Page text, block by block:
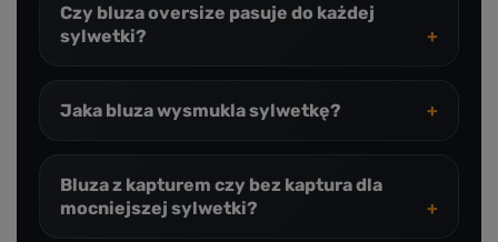
Czy bluza oversize pasuje do każdej
sylwetki?
Jaka bluza wysmukla sylwetkę?
Bluza z kapturem czy bez kaptura dla
mocniejszej sylwetki?